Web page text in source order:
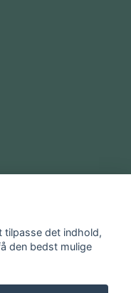
tilpasse det indhold,
den bedst mulige